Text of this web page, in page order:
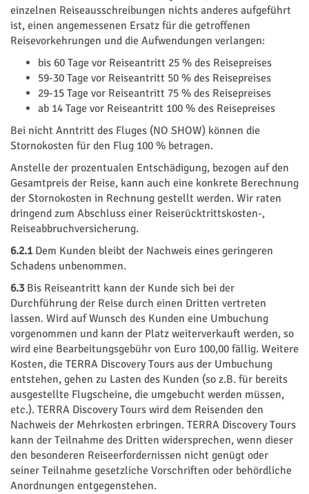
einzelnen Reiseausschreibungen nichts anderes aufgeführt
ist, einen angemessenen Ersatz für die getroffenen
Reisevorkehrungen und die Aufwendungen verlangen:
bis 60 Tage vor Reiseantritt 25 % des Reisepreises
59-30 Tage vor Reiseantritt 50 % des Reisepreises
29-15 Tage vor Reiseantritt 75 % des Reisepreises
ab 14 Tage vor Reiseantritt 100 % des Reisepreises
Bei nicht Anntritt des Fluges (NO SHOW) können die
Stornokosten für den Flug 100 % betragen.
Anstelle der prozentualen Entschädigung, bezogen auf den
Gesamtpreis der Reise, kann auch eine konkrete Berechnung
der Stornokosten in Rechnung gestellt werden. Wir raten
dringend zum Abschluss einer Reiserücktrittskosten-,
Reiseabbruchversicherung.
6.2.1Dem Kunden bleibt der Nachweis eines geringeren
Schadens unbenommen.
6.3Bis Reiseantritt kann der Kunde sich bei der
Durchführung der Reise durch einen Dritten vertreten
lassen. Wird auf Wunsch des Kunden eine Umbuchung
vorgenommen und kann der Platz weiterverkauft werden, so
wird eine Bearbeitungsgebühr von Euro 100,00 fällig. Weitere
Kosten, die TERRA Discovery Tours aus der Umbuchung
entstehen, gehen zu Lasten des Kunden (so z.B. für bereits
ausgestellte Flugscheine, die umgebucht werden müssen,
etc.). TERRA Discovery Tours wird dem Reisenden den
Nachweis der Mehrkosten erbringen. TERRA Discovery Tours
kann der Teilnahme des Dritten widersprechen, wenn dieser
den besonderen Reiseerfordernissen nicht genügt oder
seiner Teilnahme gesetzliche Vorschriften oder behördliche
Anordnungen entgegenstehen.